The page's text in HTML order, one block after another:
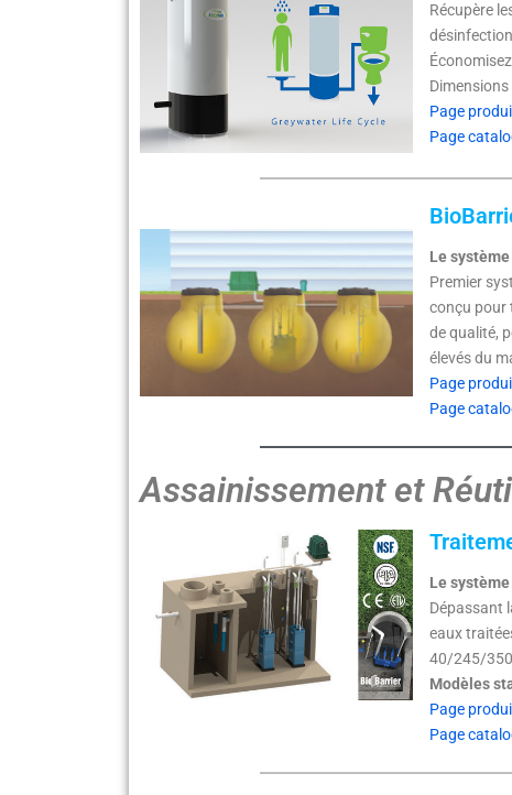
Récupère
Page
Page
Le
Premier
conçu pour
de qualité,
élevés du
Page
Page
Assainissement et
Le
Dépassant
eaux
40/245/350
Modèles
Page
Page